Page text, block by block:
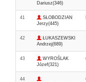
Dariusz(346)
41
SŁOBODZIAN
Jerzy(445)
42
ŁUKASZEWSKI
Andrzej(689)
43
WYROŚLAK
Józef(321)
44